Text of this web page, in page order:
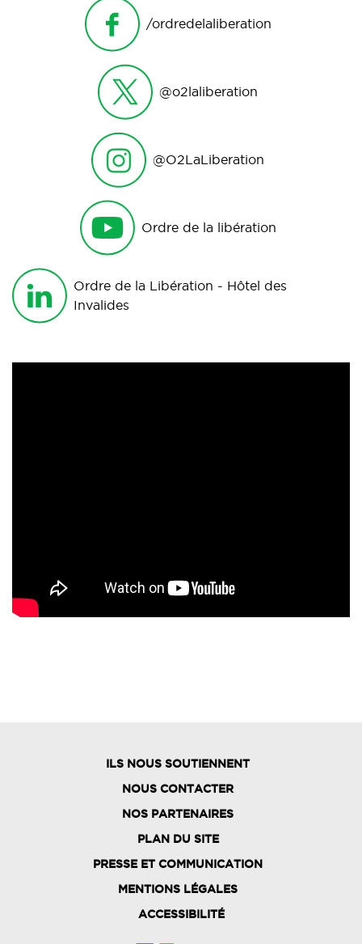
/ordredelaliberation
@o2laliberation
@O2LaLiberation
Ordre de la libération
Ordre de la Libération - Hôtel des
Invalides
FOOTER
MENU
ILS NOUS SOUTIENNENT
NOUS CONTACTER
NOS PARTENAIRES
PLAN DU SITE
PRESSE ET COMMUNICATION
MENTIONS LÉGALES
ACCESSIBILITÉ